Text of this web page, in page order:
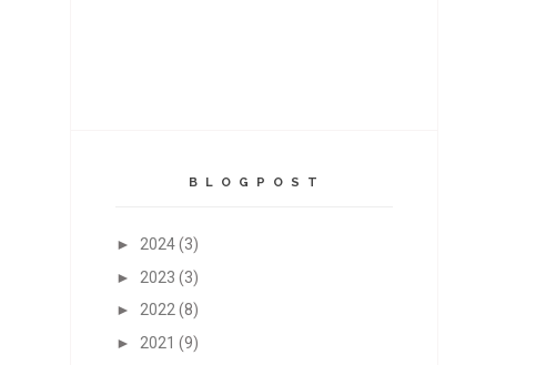
B L O G P O S T
► 2024(3)
► 2023 (3)
► 2022 (8)
► 2021 (9)